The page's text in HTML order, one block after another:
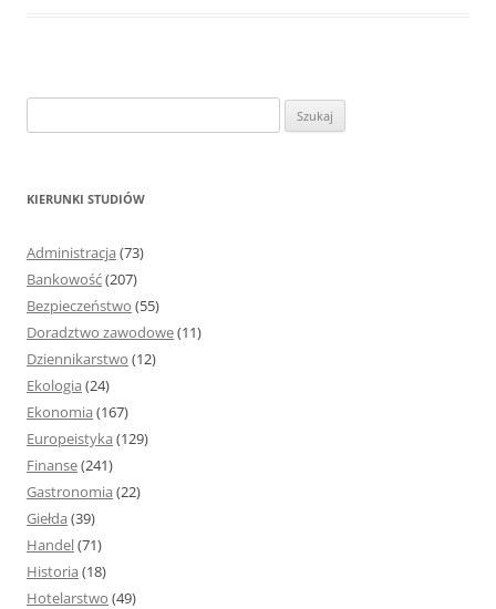
z
KIERUNKI STUDIÓW
Administracja (73)
Bankowość(207)
Bezpieczeństwo (55)
Doradztwo zawodowe(11)
Dziennikarstwo (12)
Ekologia (24)
Ekonomia (167)
Europeistyka (129)
Finanse(241)
Gastronomia (22)
Giełda (39)
Handel(71)
Historia (18)
Hotelarstwo (49)